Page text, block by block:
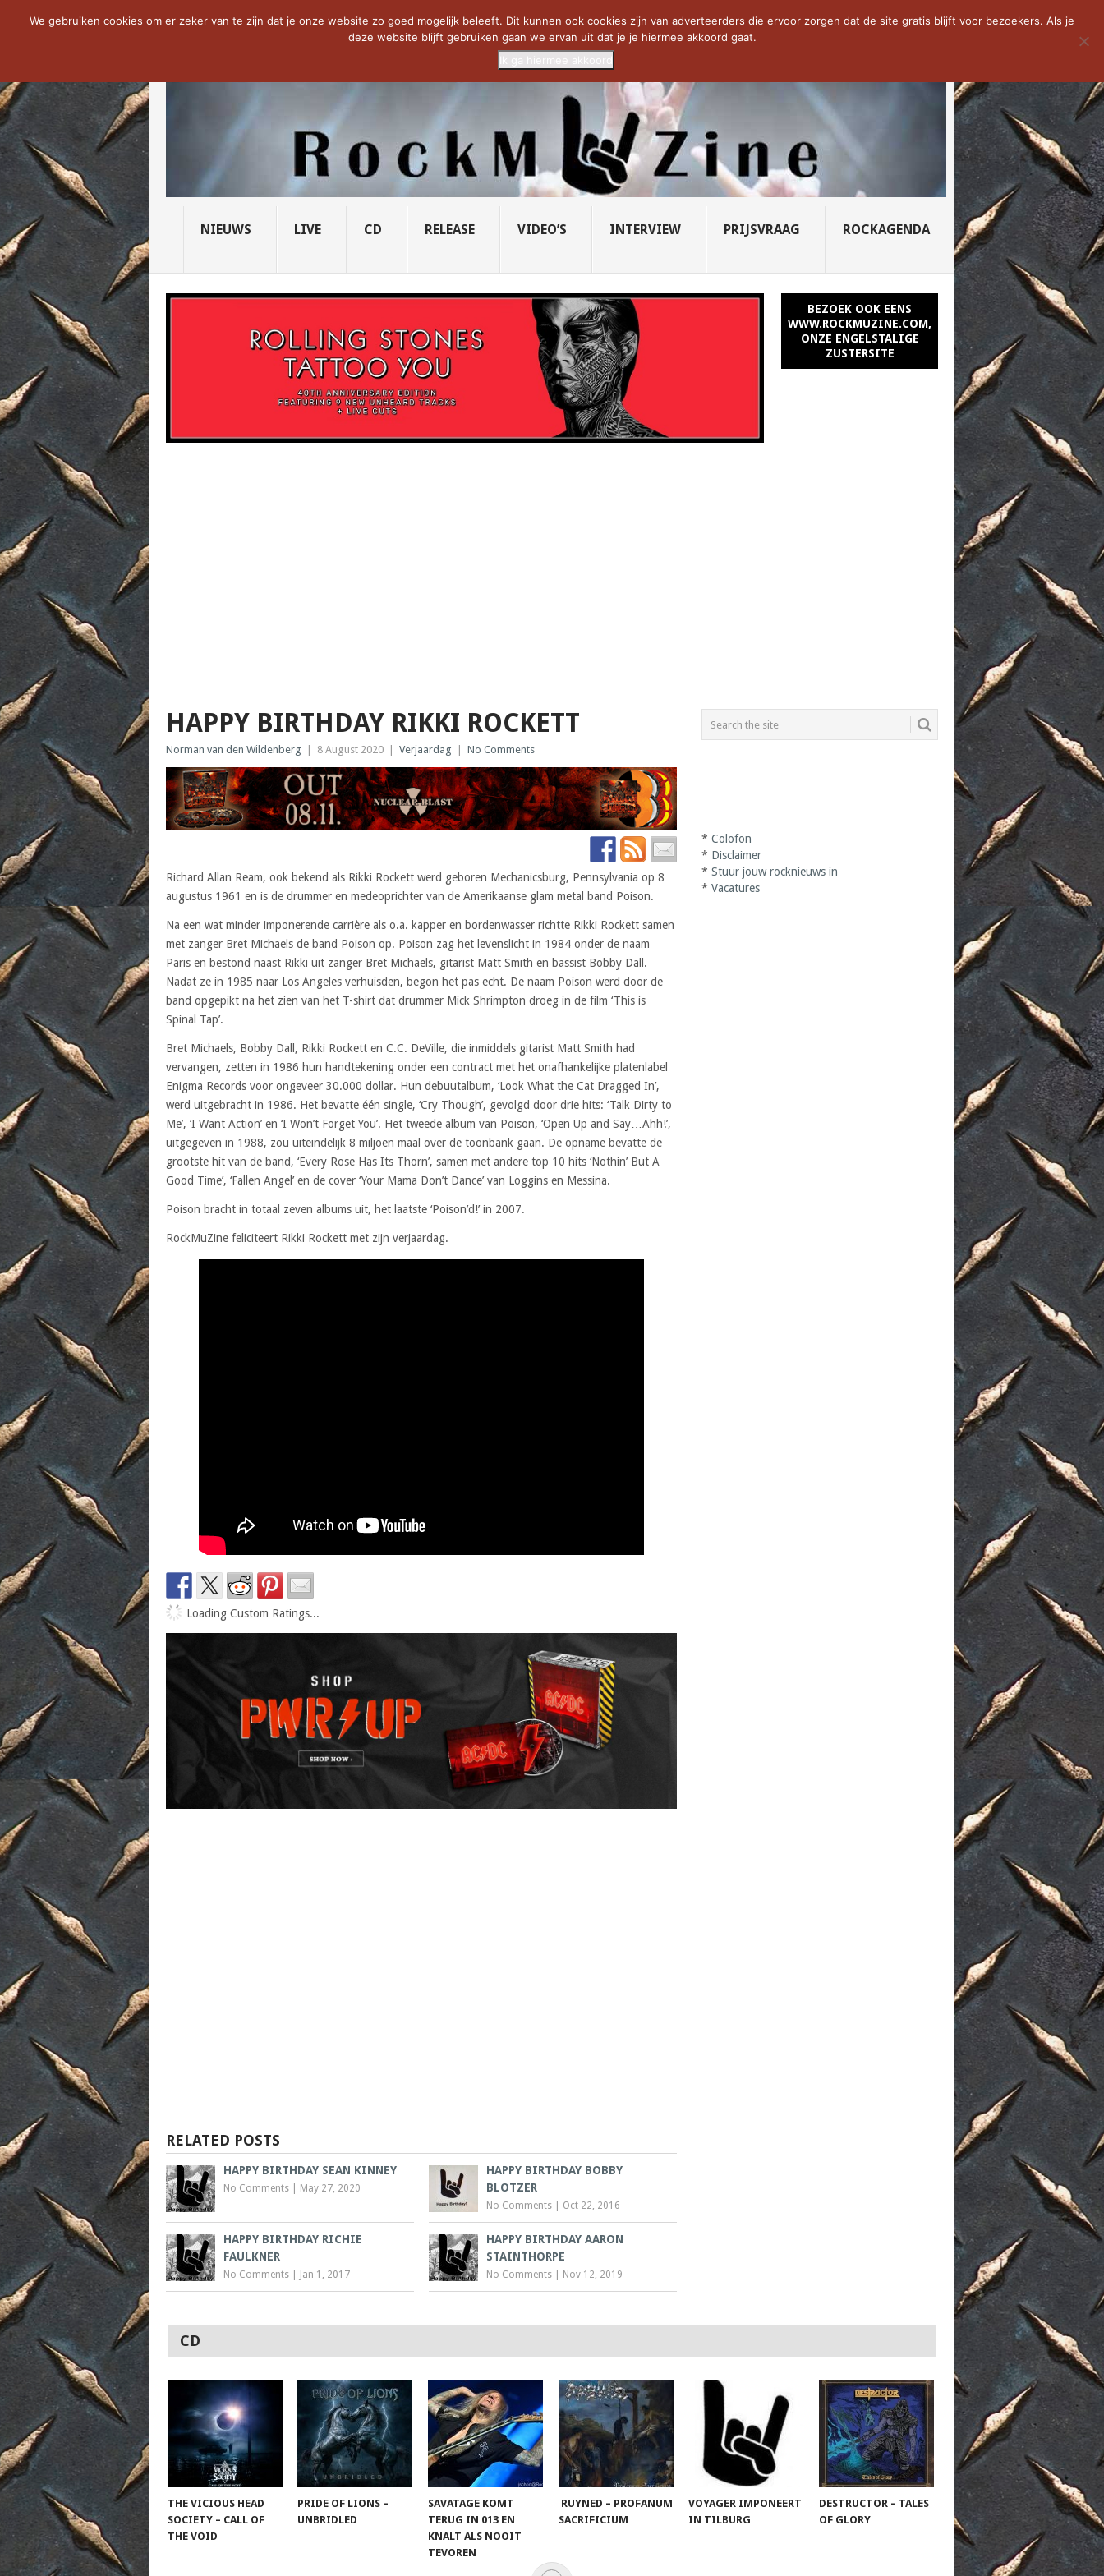
NOW TRENDING: THE VICIOUS HEAD SOCIETY... PRIDE OF LIONS – U... SAVATAGE KOMT TERUG IN 0... CD VAN DE WEEK: SLEEPING...
NIEUWS LIVE CD RELEASE VIDEO’S INTERVIEW PRIJSVRAAG ROCKAGENDA
BEZOEK OOK EENS
WWW.ROCKMUZINE.COM,
ONZE ENGELSTALIGE
ZUSTERSITE
HAPPY BIRTHDAY RIKKI ROCKETT
Norman van den Wildenberg 8 August 2020 Verjaardag No Comments
Richard Allan Ream, ook bekend als Rikki Rockett werd geboren Mechanicsburg, Pennsylvania op 8
augustus 1961 en is de drummer en medeoprichter van de Amerikaanse glam metal band Poison.
Na een wat minder imponerende carrière als o.a. kapper en bordenwasser richtte Rikki Rockett samen
met zanger Bret Michaels de band Poison op. Poison zag het levenslicht in 1984 onder de naam
Paris en bestond naast Rikki uit zanger Bret Michaels, gitarist Matt Smith en bassist Bobby Dall.
Nadat ze in 1985 naar Los Angeles verhuisden, begon het pas echt. De naam Poison werd door de
band opgepikt na het zien van het T-shirt dat drummer Mick Shrimpton droeg in de film ‘This is
Spinal Tap’.
Bret Michaels, Bobby Dall, Rikki Rockett en C.C. DeVille, die inmiddels gitarist Matt Smith had
vervangen, zetten in 1986 hun handtekening onder een contract met het onafhankelijke platenlabel
Enigma Records voor ongeveer 30.000 dollar. Hun debuutalbum, ‘Look What the Cat Dragged In’,
werd uitgebracht in 1986. Het bevatte één single, ‘Cry Though’, gevolgd door drie hits: ‘Talk Dirty to
Me’, ‘I Want Action’ en ‘I Won’t Forget You’. Het tweede album van Poison, ‘Open Up and Say…Ahh!’,
uitgegeven in 1988, zou uiteindelijk 8 miljoen maal over de toonbank gaan. De opname bevatte de
grootste hit van de band, ‘Every Rose Has Its Thorn’, samen met andere top 10 hits ‘Nothin’ But A
Good Time’, ‘Fallen Angel’ en de cover ‘Your Mama Don’t Dance’ van Loggins en Messina.
Poison bracht in totaal zeven albums uit, het laatste ‘Poison’d!’ in 2007.
RockMuZine feliciteert Rikki Rockett met zijn verjaardag.
Loading Custom Ratings...
RELATED POSTS
HAPPY BIRTHDAY SEAN KINNEY
No Comments May 27, 2020
HAPPY BIRTHDAY BOBBY
BLOTZER
No Comments Oct 22, 2016
HAPPY BIRTHDAY RICHIE
FAULKNER
No Comments Jan 1, 2017
HAPPY BIRTHDAY AARON
STAINTHORPE
No Comments Nov 12, 2019
*Colofon
* Disclaimer
*Stuur jouw rocknieuws in
*Vacatures
CD
THE VICIOUS HEAD
SOCIETY – CALL OF
THE VOID
PRIDE OF LIONS –
UNBRIDLED
SAVATAGE KOMT
TERUG IN 013 EN
KNALT ALS NOOIT
TEVOREN
RUYNED – PROFANUM
SACRIFICIUM
VOYAGER IMPONEERT
IN TILBURG
DESTRUCTOR – TALES
OF GLORY
We gebruiken cookies om er zeker van te zijn dat je onze website zo goed mogelijk beleeft. Dit kunnen ook cookies zijn van adverteerders die ervoor zorgen dat de site gratis blijft voor bezoekers. Als je
deze website blijft gebruiken gaan we ervan uit dat je je hiermee akkoord gaat.
Ik ga hiermee akkoord